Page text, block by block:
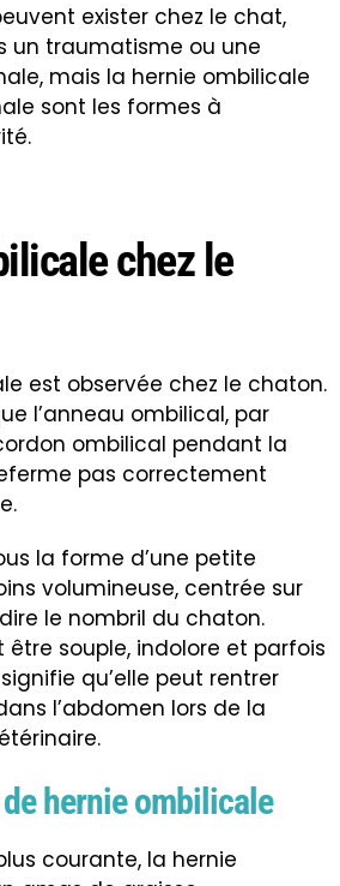
exister chez le chat,
un traumatisme ou une
mais la hernie ombilicale
sont les formes à
chez le
est observée chez le chaton.
l’anneau ombilical, par
ombilical pendant la
pas correctement
la forme d’une petite
volumineuse, centrée sur
le nombril du chaton.
souple, indolore et parfois
qu’elle peut rentrer
l’abdomen lors de la
hernie ombilicale
courante, la hernie